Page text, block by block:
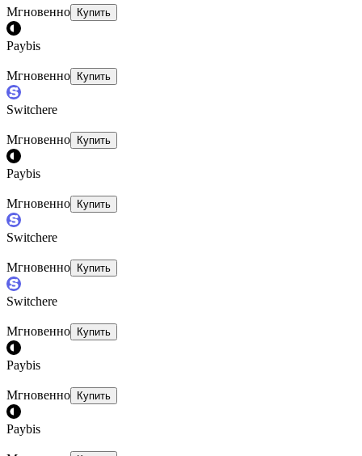
Мгновенно Купить
Paybis
Мгновенно Купить
Switchere
Мгновенно Купить
Paybis
Мгновенно Купить
Switchere
Мгновенно Купить
Switchere
Мгновенно Купить
Paybis
Мгновенно Купить
Paybis